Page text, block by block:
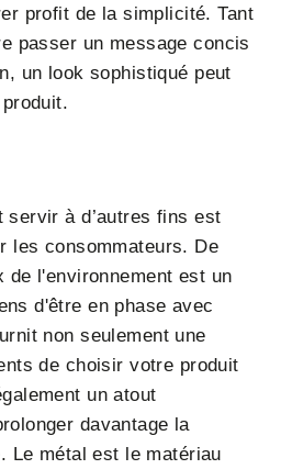
profit de la simplicité. Tant
passer un message concis
un look sophistiqué peut
servir à d’autres fins est
les consommateurs. De
de l'environnement est un
d'être en phase avec
non seulement une
de choisir votre produit
un atout
davantage la
Le métal est le matériau